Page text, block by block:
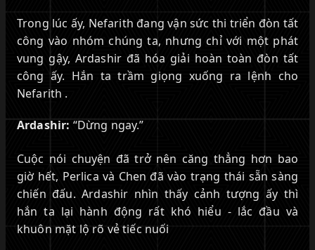
Trong lúc ấy, Nefarith đang vận sức thi triển đòn tất
công vào nhóm chúng ta, nhưng chỉ với một phát
vung gậy, Ardashir đã hóa giải hoàn toàn đòn tất
công ấy. Hắn ta trầm giọng xuống ra lệnh cho
Nefarith .
Ardashir:“Dừng ngay.”
Cuộc nói chuyện đã trở nên căng thẳng hơn bao
giờ hết, Perlica và Chen đã vào trạng thái sẵn sàng
chiến đấu. Ardashir nhìn thấy cảnh tượng ấy thì
hắn ta lại hành động rất khó hiểu - lắc đầu và
khuôn mặt lộ rõ vẻ tiếc nuối